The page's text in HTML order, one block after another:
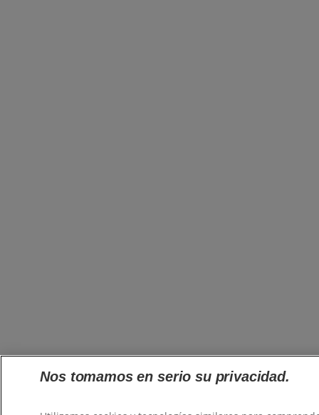
Nos tomamos en serio su privacidad.